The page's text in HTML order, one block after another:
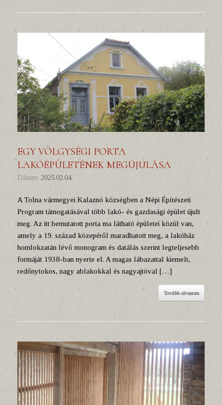
EGY VÖLGYSÉGI PORTA
LAKÓÉPÜLETÉNEK MEGÚJULÁSA
Dátum: 2025.02.04.
A Tolna vármegyei Kalaznó községben a Népi Építészeti
Program támogatásával több lakó- és gazdasági épület újult
meg. Az itt bemutatott porta ma látható épületei közül van,
amely a 19. század közepéről maradhatott meg, a lakóház
homlokzatán lévő monogram és datálás szerint legteljesebb
formáját 1938-ban nyerte el. A magas lábazattal kiemelt,
redőnytokos, nagy ablakokkal és nagyajtóval […]
Tovább olvasom